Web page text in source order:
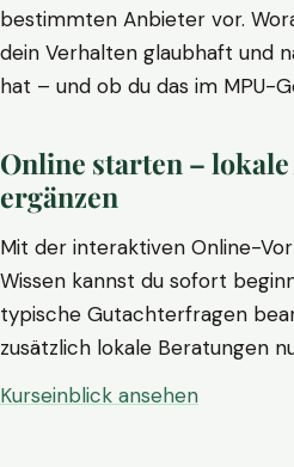
bestimmten Anbieter vor.
dein Verhalten glaubhaft und
hat – und ob du das im MPU-
Online starten – lokale
ergänzen
Mit der interaktiven Online-
Wissen kannst du sofort
typische Gutachterfragen
zusätzlich lokale Beratungen
Kurseinblick ansehen